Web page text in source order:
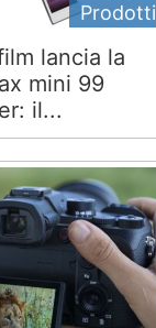
Prodotti
lancia la
mini 99
il...